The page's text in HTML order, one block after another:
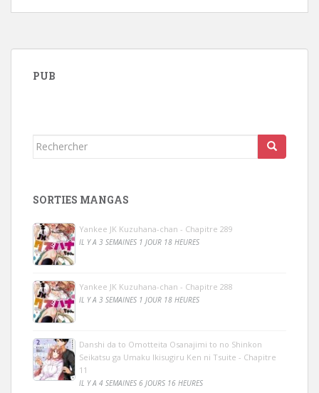
PUB
Rechercher...
SORTIES MANGAS
Yankee JK Kuzuhana-chan - Chapitre 289
IL Y A 3 SEMAINES 1 JOUR 18 HEURES
Yankee JK Kuzuhana-chan - Chapitre 288
IL Y A 3 SEMAINES 1 JOUR 18 HEURES
Danshi da to Omotteita Osanajimi to no Shinkon
Seikatsu ga Umaku Ikisugiru Ken ni Tsuite - Chapitre
11
IL Y A 4 SEMAINES 6 JOURS 16 HEURES